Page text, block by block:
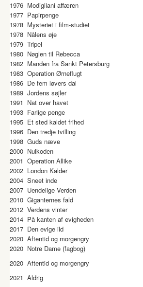
1976 Modigliani affæren
1977 Papirpenge
1978 Mysteriet i film-studiet
1978 Nålens øje
1979 Tripel
1980 Nøglen til Rebecca
1982 Manden fra Sankt Petersburg
1983 Operation Ørneflugt
1986 De fem løvers dal
1989 Jordens søjler
1991 Nat over havet
1993 Farlige penge
1995 Et sted kaldet frihed
1996 Den tredje tvilling
1998 Guds næve
2000 Nulkoden
2001 Operation Allike
2002 London Kalder
2004 Sneet inde
2007 Uendelige Verden
2010 Giganternes fald
2012 Verdens vinter
2014 På kanten af evigheden
2017 Den evige ild
2020 Aftentid og morgengry
2020 Notre Dame (fagbog)
2020 Aftentid og morgengry
2021 Aldrig